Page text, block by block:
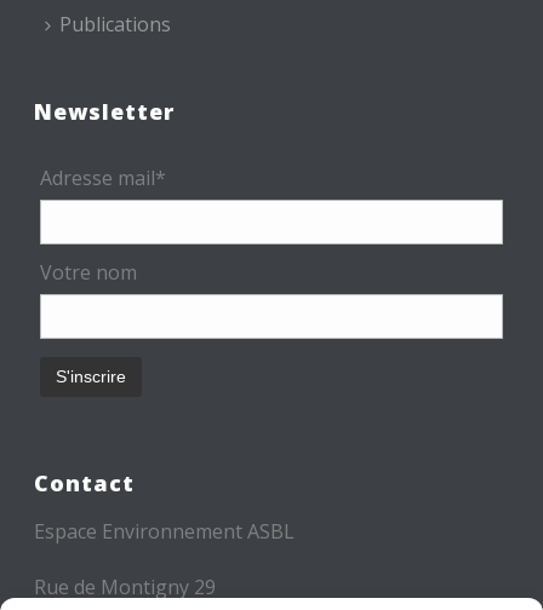
Publications
Newsletter
Adresse mail*
Votre nom
Contact
Espace Environnement ASBL
Rue de Montigny 29